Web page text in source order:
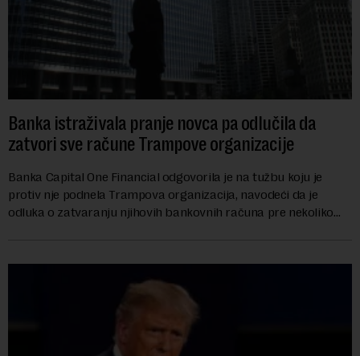
Banka istraživala pranje novca pa odlučila da
zatvori sve račune Trampove organizacije
Banka Capital One Financial odgovorila je na tužbu koju je
protiv nje podnela Trampova organizacija, navodeći da je
odluka o zatvaranju njihovih bankovnih računa pre nekoliko